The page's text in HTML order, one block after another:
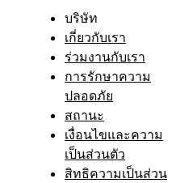
บริษัท
เกี่ยวกับเรา
ร่วมงานกับเรา
การรักษาความ
ปลอดภัย
สถานะ
เงื่อนไขและความ
เป็นส่วนตัว
สิทธิความเป็นส่วน